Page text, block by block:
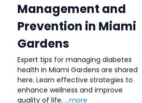
Management and
Prevention in Miami
Gardens
Expert tips for managing diabetes
health in Miami Gardens are shared
here. Learn effective strategies to
enhance wellness and improve
quality of life. ...more